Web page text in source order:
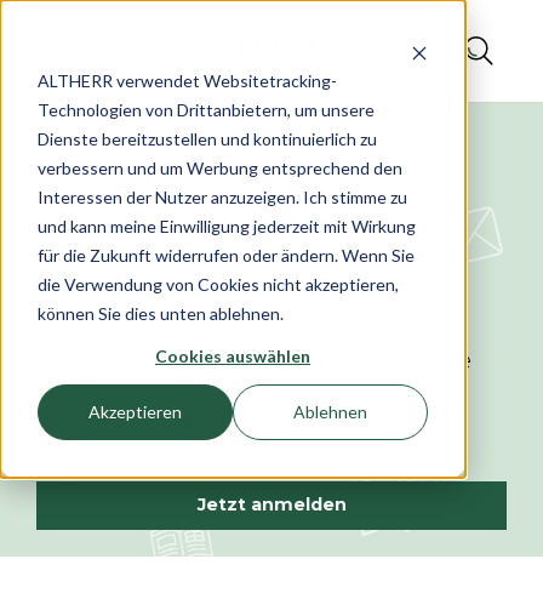
ALTHERR verwendet Websitetracking-
Technologien von Drittanbietern, um unsere
Dienste bereitzustellen und kontinuierlich zu
verbessern und um Werbung entsprechend den
Interessen der Nutzer anzuzeigen. Ich stimme zu
und kann meine Einwilligung jederzeit mit Wirkung
für die Zukunft widerrufen oder ändern. Wenn Sie
die Verwendung von Cookies nicht akzeptieren,
können Sie dies unten ablehnen.
Cookies auswählen
Akzeptieren Ablehnen
Das ALTHERR
Programm
(12)
Bleib‘ immer up to date – alle Inhalte
von ALTHERR in einer
wöchentlichen Mail!
Jetzt anmelden